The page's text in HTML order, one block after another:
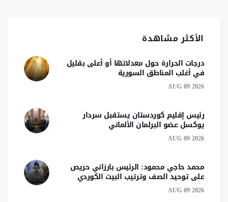
الأكثر مشاهدة
درجات الحرارة حول معدلاتها أو أعلى بقليل
في أغلب المناطق السورية
AUG 09 2026
رئيس إقليم كوردستان يستقبل سردار
يوكسل عضو البرلمان الألماني
AUG 09 2026
محمد حاجي محمود: الرئيس بارزاني حريص
على توحيد الصف وترتيب البيت الكوردي
AUG 09 2026